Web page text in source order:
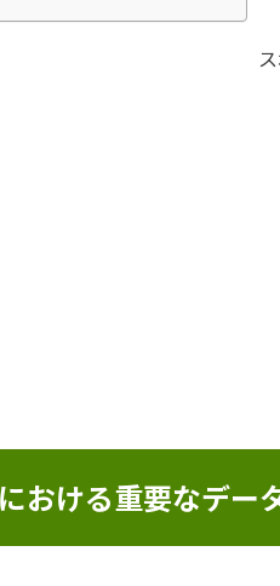
おける重要なデー